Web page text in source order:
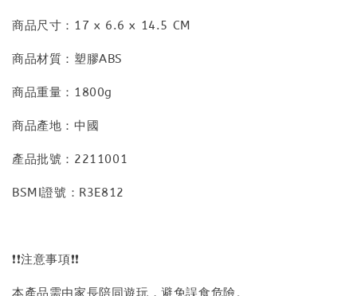
商品尺寸：17 x 6.6 x 14.5 CM
商品材質：塑膠ABS
商品重量：1800g
商品產地：中國
產品批號：2211001
BSMI證號：R3E812
❗❗注意事項❗❗
本產品需由家長陪同遊玩，避免誤食危險。